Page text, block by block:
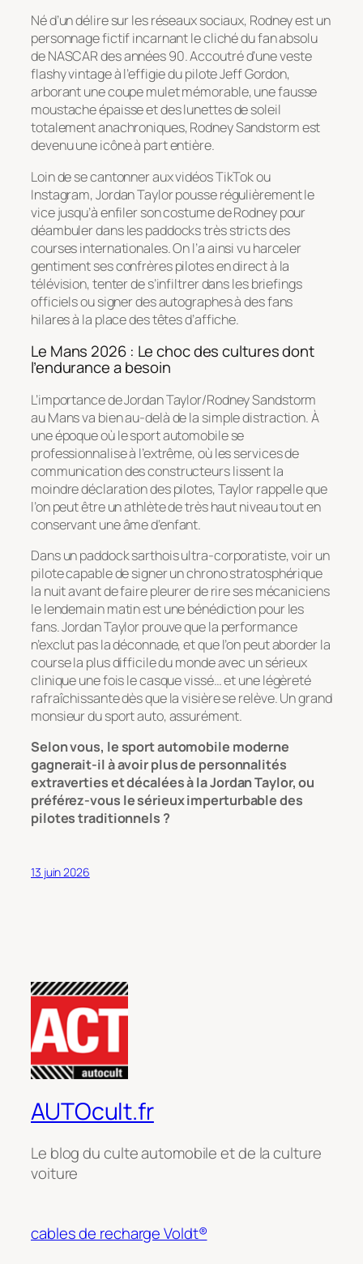
Né d’un délire sur les réseaux sociaux, Rodney est un
personnage fictif incarnant le cliché du fan absolu
de NASCAR des années 90. Accoutré d’une veste
flashy vintage à l’effigie du pilote Jeff Gordon,
arborant une coupe mulet mémorable, une fausse
moustache épaisse et des lunettes de soleil
totalement anachroniques, Rodney Sandstorm est
devenu une icône à part entière.
Loin de se cantonner aux vidéos TikTok ou
Instagram, Jordan Taylor pousse régulièrement le
vice jusqu’à enfiler son costume de Rodney pour
déambuler dans les paddocks très stricts des
courses internationales. On l’a ainsi vu harceler
gentiment ses confrères pilotes en direct à la
télévision, tenter de s’infiltrer dans les briefings
officiels ou signer des autographes à des fans
hilares à la place des têtes d’affiche.
Le Mans 2026 : Le choc des cultures dont
l’endurance a besoin
L’importance de Jordan Taylor/Rodney Sandstorm
au Mans va bien au-delà de la simple distraction. À
une époque où le sport automobile se
professionnalise à l’extrême, où les services de
communication des constructeurs lissent la
moindre déclaration des pilotes, Taylor rappelle que
l’on peut être un athlète de très haut niveau tout en
conservant une âme d’enfant.
Dans un paddock sarthois ultra-corporatiste, voir un
pilote capable de signer un chrono stratosphérique
la nuit avant de faire pleurer de rire ses mécaniciens
le lendemain matin est une bénédiction pour les
fans. Jordan Taylor prouve que la performance
n’exclut pas la déconnade, et que l’on peut aborder la
course la plus difficile du monde avec un sérieux
clinique une fois le casque vissé… et une légèreté
rafraîchissante dès que la visière se relève. Un grand
monsieur du sport auto, assurément.
Selon vous, le sport automobile moderne
gagnerait-il à avoir plus de personnalités
extraverties et décalées à la Jordan Taylor, ou
préférez-vous le sérieux imperturbable des
pilotes traditionnels ?
13 juin 2026
AUTOcult.fr
Le blog du culte automobile et de la culture
voiture
cables de recharge Voldt®